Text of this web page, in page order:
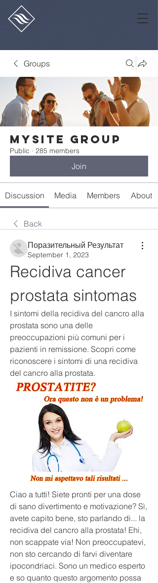
Groups
Mysite Group
Public · 285 members
Join
Discussion Media Members About
Back
Поразительный Результат
September 1, 2023
Recidiva cancer
prostata sintomas
I sintomi della recidiva del cancro alla
prostata sono una delle
preoccupazioni più comuni per i
pazienti in remissione. Scopri come
riconoscere i sintomi di una recidiva
del cancro alla prostata.
Ciao a tutti! Siete pronti per una dose
di sano divertimento e motivazione? Sì,
avete capito bene, sto parlando di... la
recidiva del cancro alla prostata! Ehi,
non scappate via! Non preoccupatevi,
non sto cercando di farvi diventare
ipocondriaci. Sono un medico esperto
e so quanto questo argomento possa